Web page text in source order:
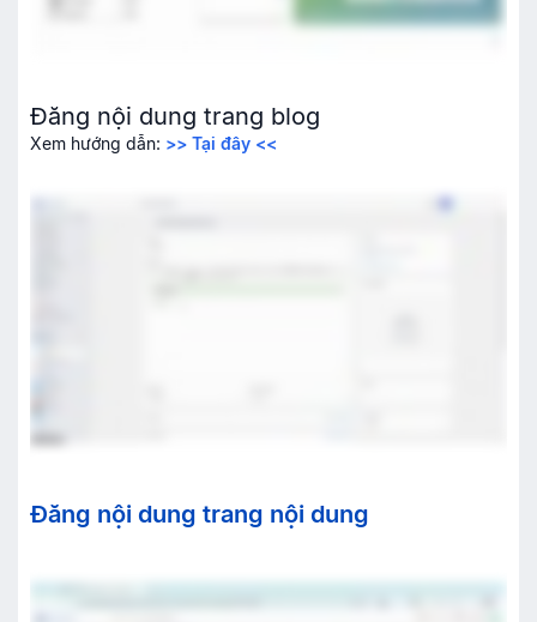
Đăng nội dung trang blog
Xem hướng dẫn: >> Tại đây <<
Đăng nội dung trang nội dung